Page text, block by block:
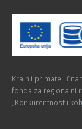
Krajnji primatelj
fonda za regionalni
„Konkurentnost i